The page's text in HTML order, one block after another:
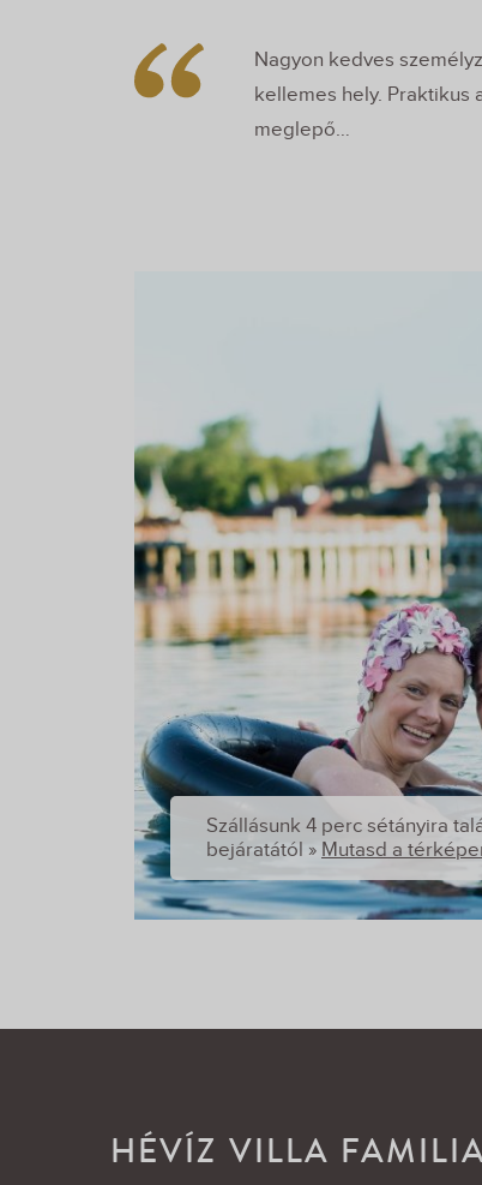
Nagyon kedves
kellemes hely. Praktikus
meglepő…
Szállásunk 4 perc sétányira
bejáratától » Mutasd a
HÉVÍZ VILLA